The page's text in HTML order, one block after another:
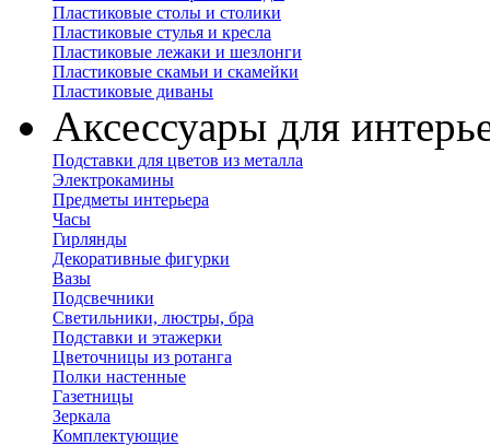
Пластиковые столы и столики
Пластиковые стулья и кресла
Пластиковые лежаки и шезлонги
Пластиковые скамьи и скамейки
Пластиковые диваны
Аксессуары для
Подставки для цветов из металла
Электрокамины
Предметы интерьера
Часы
Гирлянды
Декоративные фигурки
Вазы
Подсвечники
Светильники, люстры, бра
Подставки и этажерки
Цветочницы из ротанга
Полки настенные
Газетницы
Зеркала
Комплектующие